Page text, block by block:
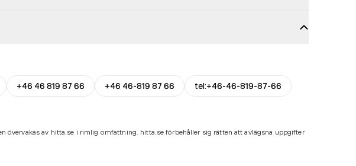
+46 46 819 87 66 +46 46-819 87 66
tel:+46-46-819-87-66
övervakas av hitta.se i rimlig omfattning. hitta.se förbehåller sig rätten att avlägsna uppgifter